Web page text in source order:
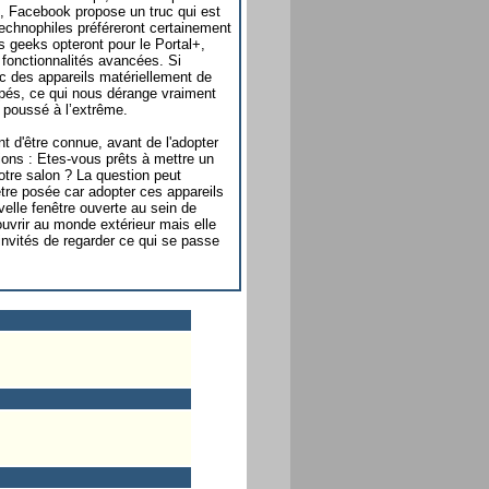
Facebook propose un truc qui est
préféreront certainement
opteront pour le Portal+,
avancées. Si
des appareils matériellement de
ce qui nous dérange vraiment
à l’extrême.
d'être connue, avant de l'adopter
: Etes-vous prêts à mettre un
salon ? La question peut
posée car adopter ces appareils
fenêtre ouverte au sein de
au monde extérieur mais elle
de regarder ce qui se passe